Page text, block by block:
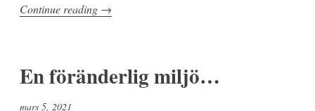
Continue reading ”En
→
En föränderlig miljö…
mars 5, 2021